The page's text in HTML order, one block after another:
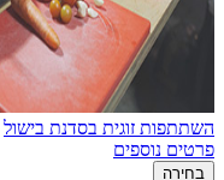
השתתפות זוגית בסדנת בישול
פרטים נוספים
בחירה